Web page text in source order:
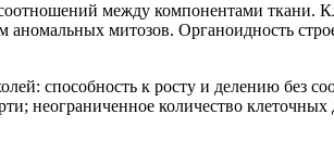
между компонентами ткани.
митозов. Органоидность
способность к росту и делению без
неограниченное количество